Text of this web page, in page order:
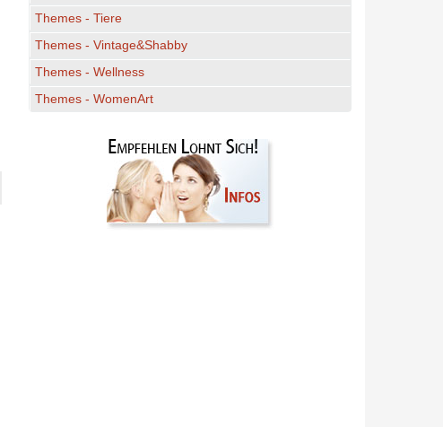
Themes - Tiere
Themes - Vintage&Shabby
Themes - Wellness
Themes - WomenArt